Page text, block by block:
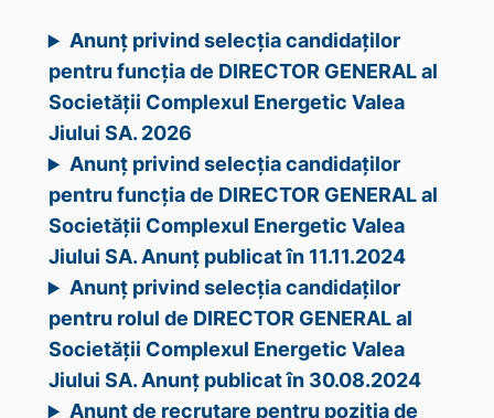
Anunț privind selecția candidaților
pentru funcția de DIRECTOR GENERAL al
Societății Complexul Energetic Valea
Jiului SA. 2026
Anunț privind selecția candidaților
pentru funcția de DIRECTOR GENERAL al
Societății Complexul Energetic Valea
Jiului SA. Anunț publicat în 11.11.2024
Anunț privind selecția candidaților
pentru rolul de DIRECTOR GENERAL al
Societății Complexul Energetic Valea
Jiului SA. Anunț publicat în 30.08.2024
Anunț de recrutare pentru poziția de